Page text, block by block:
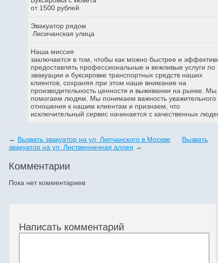
от 1500 рублей
Эвакуатор рядом
Лисичанская улица
Наша миссия
заключается в том, чтобы как можно быстрее и
предоставлять профессиональные и вежливые услуги по
эвакуации и буксировке транспортных средств наших
клиентов, сохраняя при этом наше внимание на
производительность ценности и выживании на рынке. Мы
помогаем людям. Мы понимаем важность уважительного
отношения к нашим клиентам и признаем, что
исключительный сервис начинается с качественных
← Вызвать эвакуатор на ул Липчанского в Москве
Вызвать
эвакуатор на ул Лиственничная аллея →
Комментарии
Пока нет комментариев
Написать комментарий